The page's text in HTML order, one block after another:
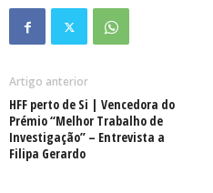
Artigo anterior
HFF perto de Si | Vencedora do
Prémio “Melhor Trabalho de
Investigação” – Entrevista a
Filipa Gerardo